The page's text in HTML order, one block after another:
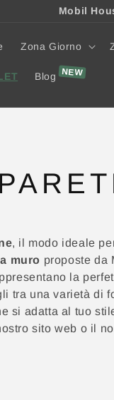
Mobil
Zona Giorno
Blog
, il modo ideale
muro proposte da
la
tra una varietà di
si adatta al tuo
sito web o il